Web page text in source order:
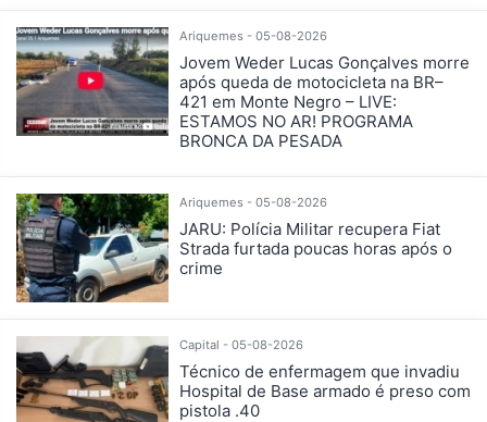
Ariquemes - 05-08-2026
Jovem Weder Lucas Gonçalves morre
após queda de motocicleta na BR–
421 em Monte Negro – LIVE:
ESTAMOS NO AR! PROGRAMA
BRONCA DA PESADA
Ariquemes - 05-08-2026
JARU: Polícia Militar recupera Fiat
Strada furtada poucas horas após o
crime
Capital - 05-08-2026
Técnico de enfermagem que invadiu
Hospital de Base armado é preso com
pistola .40